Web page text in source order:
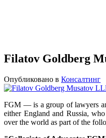
Filatov Goldberg
Опубликовано в Консалтинг
FGM — is a group of lawyers
either England and Russia,
over the world as part of the